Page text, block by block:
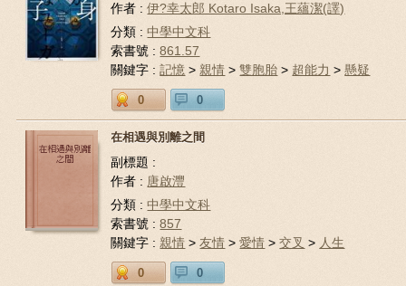
作者 :伊?幸太郎 Kotaro Isaka,王蘊潔(譯)
分類 :中學中文科
索書號 :861.57
關鍵字 :記憶 > 親情 >雙胞胎 > 超能力 >懸疑
0 0
在相遇與別離之間
副標題 :
作者 : 唐啟灃
分類 :中學中文科
索書號 :857
關鍵字 : 親情 >友情 >愛情 >交叉 > 人生
0 0